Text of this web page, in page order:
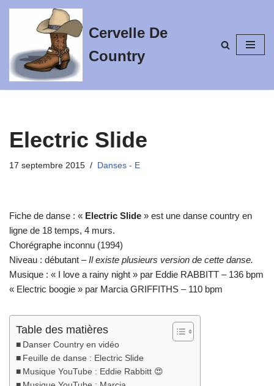
contenu
Cervelle De
Country
Electric Slide
17 septembre 2015 Danses - E
Fiche de danse : « Electric Slide » est une danse country en
ligne de 18 temps, 4 murs.
Chorégraphe inconnu (1994)
Niveau : débutant –Il existe plusieurs version de cette danse.
Musique : « I love a rainy night » par Eddie RABBITT – 136 bpm
« Electric boogie » par Marcia GRIFFITHS – 110 bpm
Table des matières
Danser Country en vidéo
Feuille de danse : Electric Slide
Musique YouTube : Eddie Rabbitt 😍